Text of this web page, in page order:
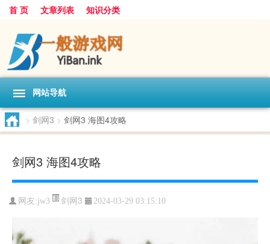
首 页 文章列表 知识分类
网站导航
> 剑网3 > 剑网3 海图4攻略
剑网3 海图4攻略
网友:jw3 剑网3 2024-03-29 03:15:10